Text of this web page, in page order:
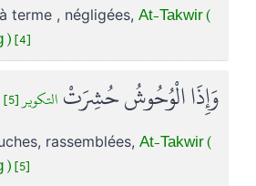
terme , négligées, At-Takwir (
[4]
وَإِذَا الْوُحُوشُ حُشِرَتْ التكوير [5]
rassemblées, At-Takwir (
[5]